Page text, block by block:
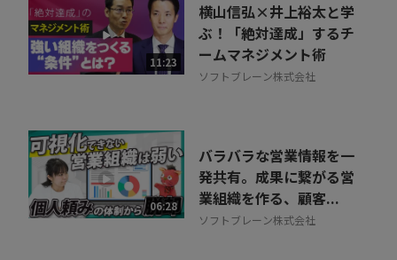
11:23
横山信弘×井上裕太と学
ぶ！「絶対達成」するチ
ームマネジメント術
ソフトブレーン株式会社
06:28
バラバラな営業情報を一
発共有。成果に繋がる営
業組織を作る、顧客...
ソフトブレーン株式会社